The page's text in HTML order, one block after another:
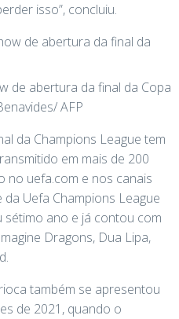
isso”, concluiu.
de abertura da final da Copa
AFP
da Champions League tem
em mais de 200
no uefa.com e nos canais
Uefa Champions League
sétimo ano e já contou com
Dragons, Dua Lipa,
também se apresentou
de 2021, quando o